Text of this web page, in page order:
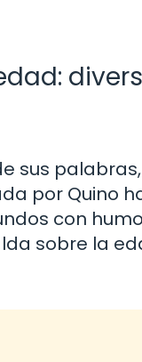
sus
por Quino
con
sobre la